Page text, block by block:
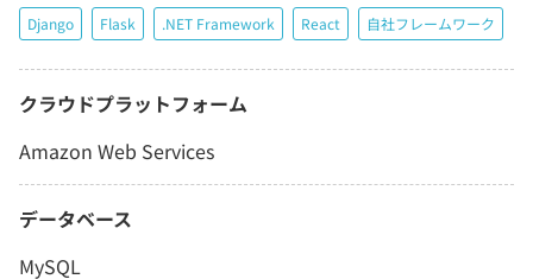
Django Flask .NET Framework React 自社フレームワーク
クラウドプラットフォーム
Amazon Web Services
データベース
MySQL